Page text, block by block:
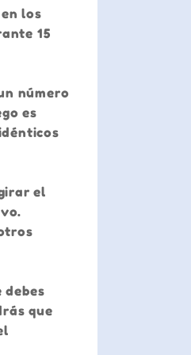
los
15
número
es
el
debes
que